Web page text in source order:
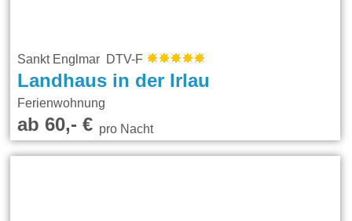
Sankt Englmar DTV-F
Landhaus in der Irlau
Ferienwohnung
ab 60,- €pro Nacht